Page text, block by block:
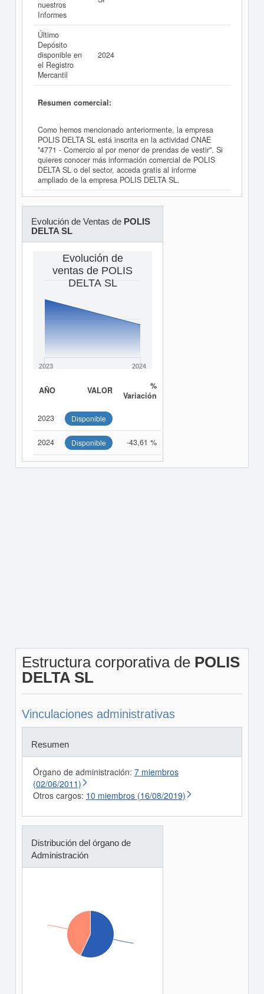
nuestros
Informes
Último
Depósito
disponible en
el Registro
Mercantil
2024
Resumen comercial:
Como hemos mencionado anteriormente, la empresa
POLIS DELTA SL está inscrita en la actividad CNAE
"4771 - Comercio al por menor de prendas de vestir". Si
quieres conocer más información comercial de POLIS
DELTA SL o del sector, acceda gratis al informe
ampliado de la empresa POLIS DELTA SL.
Evolución de Ventas de POLIS
DELTA SL
Evolución de
ventas de POLIS
DELTA SL
2023 2024
AÑO VALOR
%
Variación
2023 Disponible
2024 Disponible -43,61 %
Estructura corporativa de POLIS
DELTA SL
Vinculaciones administrativas
Resumen
Órgano de administración: 7 miembros
(02/06/2011)
Otros cargos: 10 miembros (16/08/2019)
Distribución del órgano de
Administración